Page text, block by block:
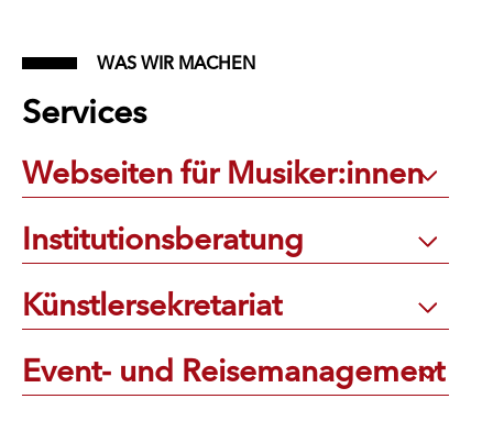
WAS WIR MACHEN
Services
Webseiten für Musiker:innen
Institutionsberatung
Künstlersekretariat
Event- und Reisemanagement